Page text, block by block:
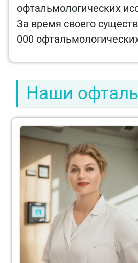
офтальмологических
За время своего
000
Наши